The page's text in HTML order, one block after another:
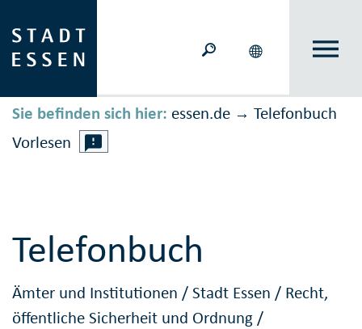
Sie befinden sich hier: essen.de → Telefonbuch
Vorlesen
Telefonbuch
Ämter und Institutionen /Stadt Essen / Recht,
öffentliche Sicherheit und Ordnung /